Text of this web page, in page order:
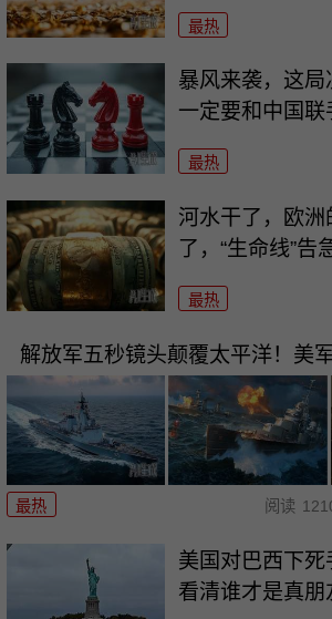
最热
暴风来袭，这
一定要和中国联
最热
河水干了，欧洲
了，“生命线”告
最热
解放军五秒镜头颠覆太平洋！美
最热 阅读
美国对巴西下
看清谁才是真朋